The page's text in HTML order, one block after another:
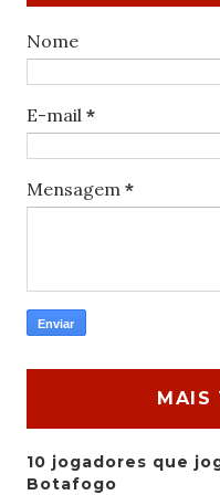
Nome
E-mail *
Mensagem *
MAIS
10 jogadores que
Botafogo